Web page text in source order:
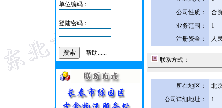
单位编码：
登陆密码：
帮助......
公司性质：
合
业务范围：
1
注册资金：
人
联系方式：
所在地区：
北
公司详细地址：
1